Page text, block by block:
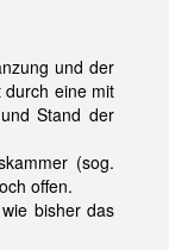
und der
durch eine mit
Stand der
(sog.
offen.
bisher das